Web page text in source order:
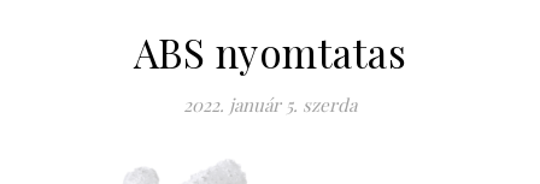
ABS nyomtatas
2022. január 5. szerda